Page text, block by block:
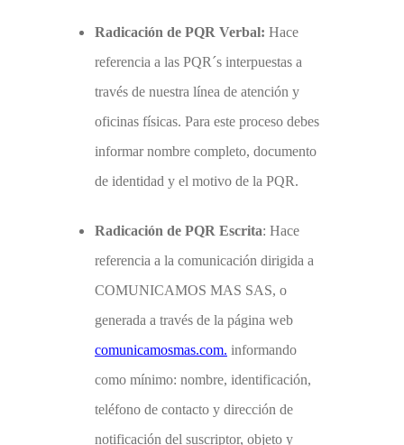
Radicación de PQR Verbal: Hace
referencia a las PQR´s interpuestas a
través de nuestra línea de atención y
oficinas físicas. Para este proceso debes
informar nombre completo, documento
de identidad y el motivo de la PQR.
Radicación de PQR Escrita: Hace
referencia a la comunicación dirigida a
COMUNICAMOS MAS SAS, o
generada a través de la página web
comunicamosmas.com. informando
como mínimo: nombre, identificación,
teléfono de contacto y dirección de
notificación del suscriptor, objeto y